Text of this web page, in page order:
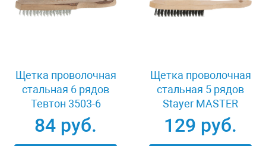
Щетка проволочная
стальная 6 рядов
Тевтон 3503-6
84 руб.
Щетка проволочная
стальная 5 рядов
Stayer MASTER
35020-5
129 руб.